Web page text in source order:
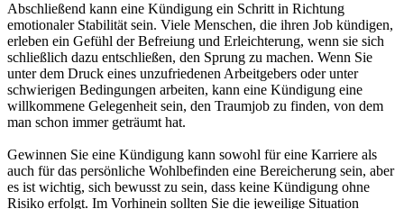
Abschließend kann eine Kündigung ein Schritt in Richtung
emotionaler Stabilität sein. Viele Menschen, die ihren Job kündigen,
erleben ein Gefühl der Befreiung und Erleichterung, wenn sie sich
schließlich dazu entschließen, den Sprung zu machen. Wenn Sie
unter dem Druck eines unzufriedenen Arbeitgebers oder unter
schwierigen Bedingungen arbeiten, kann eine Kündigung eine
willkommene Gelegenheit sein, den Traumjob zu finden, von dem
man schon immer geträumt hat.
Gewinnen Sie eine Kündigung kann sowohl für eine Karriere als
auch für das persönliche Wohlbefinden eine Bereicherung sein, aber
es ist wichtig, sich bewusst zu sein, dass keine Kündigung ohne
Risiko erfolgt. Im Vorhinein sollten Sie die jeweilige Situation